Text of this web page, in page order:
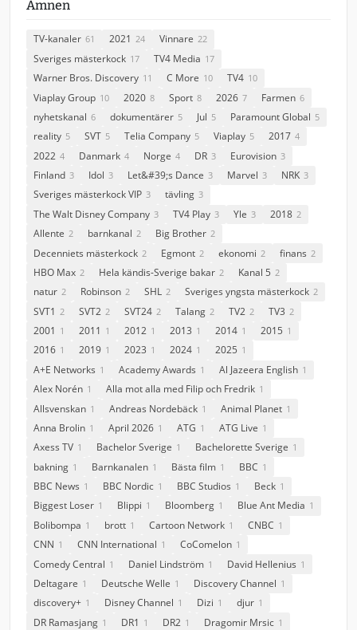
Ämnen
TV-kanaler 61 2021 24 Vinnare 22
Sveriges mästerkock 17 TV4 Media 17
Warner Bros. Discovery 11 C More 10 TV4 10
Viaplay Group 10 2020 8 Sport 8 2026 7 Farmen 6
nyhetskanal 6 dokumentärer 5 Jul 5 Paramount Global 5
reality 5 SVT 5 Telia Company 5 Viaplay 5 2017 4
2022 4 Danmark 4 Norge 4 DR 3 Eurovision 3
Finland 3 Idol 3 Let&#39;s Dance 3 Marvel 3 NRK 3
Sveriges mästerkock VIP 3 tävling 3
The Walt Disney Company 3 TV4 Play 3 Yle 3 2018 2
Allente 2 barnkanal 2 Big Brother 2
Decenniets mästerkock 2 Egmont 2 ekonomi 2 finans 2
HBO Max 2 Hela kändis-Sverige bakar 2 Kanal 5 2
natur 2 Robinson 2 SHL 2 Sveriges yngsta mästerkock 2
SVT1 2 SVT2 2 SVT24 2 Talang 2 TV2 2 TV3 2
2001 1 2011 1 2012 1 2013 1 2014 1 2015 1
2016 1 2019 1 2023 1 2024 1 2025 1
A+E Networks 1 Academy Awards 1 Al Jazeera English 1
Alex Norén 1 Alla mot alla med Filip och Fredrik 1
Allsvenskan 1 Andreas Nordebäck 1 Animal Planet 1
Anna Brolin 1 April 2026 1 ATG 1 ATG Live 1
Axess TV 1 Bachelor Sverige 1 Bachelorette Sverige 1
bakning 1 Barnkanalen 1 Bästa film 1 BBC 1
BBC News 1 BBC Nordic 1 BBC Studios 1 Beck 1
Biggest Loser 1 Blippi 1 Bloomberg 1 Blue Ant Media 1
Bolibompa 1 brott 1 Cartoon Network 1 CNBC 1
CNN 1 CNN International 1 CoComelon 1
Comedy Central 1 Daniel Lindström 1 David Hellenius 1
Deltagare 1 Deutsche Welle 1 Discovery Channel 1
discovery+ 1 Disney Channel 1 Dizi 1 djur 1
DR Ramasjang 1 DR1 1 DR2 1 Dragomir Mrsic 1